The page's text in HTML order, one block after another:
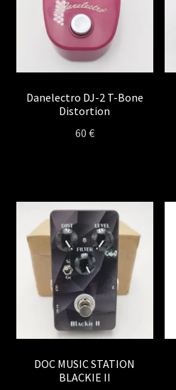
Danelectro DJ-2 T-Bone
Distortion
60 €
DOC MUSIC STATION
BLACKIE II